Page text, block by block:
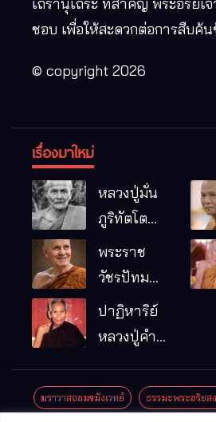
เถรานุเถระ ที่สำคัญ พระอริย
ชอบ เพื่อให้สะดวกต่อการสืบค้
© copyright 2026
เรื่องมาใหม่
หลวงปู่มั่น
ภูริทัตโต
พระอริยเจ้า
ผู้เป็นบิดา
รมฐาน
พระราช
วัชรปัทม
คุณ (หลวง
ปู่บัวเกตุ
แล้ว วัดป่า
ปาฏิหาริย์
หลวงปู่คำ
มณี
ฆราวาสจอมขมังเวทย์ ธรรมะพระอริยส